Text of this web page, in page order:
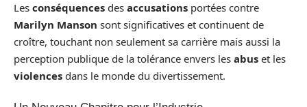
Les conséquences des accusations portées contre
Marilyn Manson sont significatives et continuent de
croître, touchant non seulement sa carrière mais aussi la
perception publique de la tolérance envers les abus et les
violences dans le monde du divertissement.